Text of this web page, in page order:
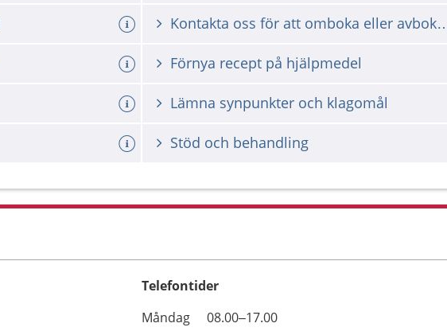
Kontakta oss för
Förnya recept på hjälpmedel
Lämna synpunkter och klagomål
Stöd och behandling
Telefontider
Dag
Öppettider
Kommentarer
Måndag
08.00–17.00